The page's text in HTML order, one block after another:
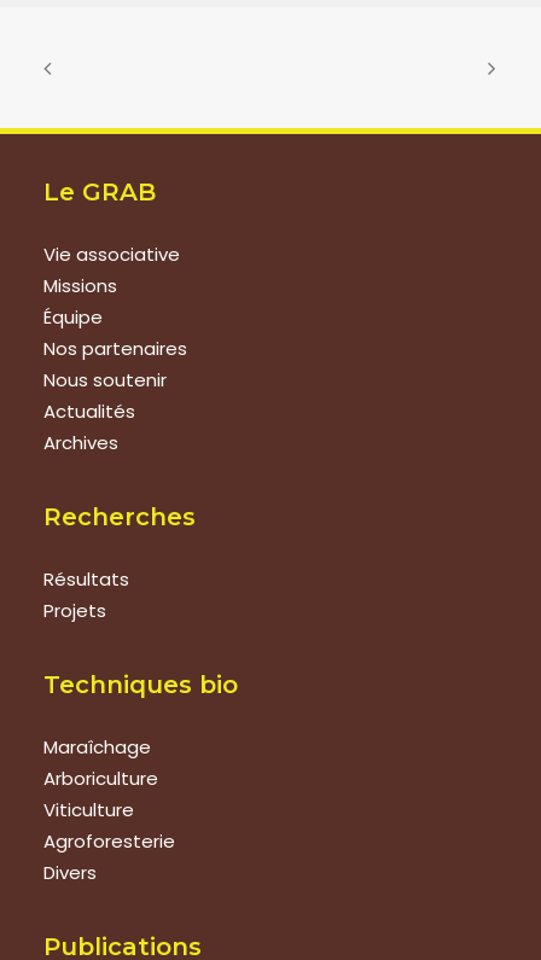
Le GRAB
Vie associative
Missions
Équipe
Nos partenaires
Nous soutenir
Actualités
Archives
Recherches
Résultats
Projets
Techniques bio
Maraîchage
Arboriculture
Viticulture
Agroforesterie
Divers
Publications